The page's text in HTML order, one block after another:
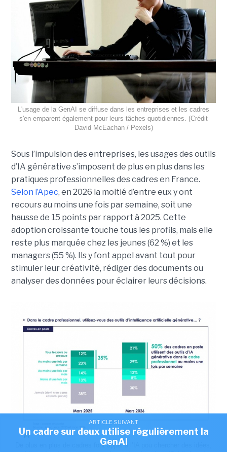
ARTICLE SUIVANT
Un cadre sur deux utilise régulièrement la
GenAI
L'usage de la GenAI se diffuse dans les entreprises et les cadres
s'en emparent également pour leurs tâches quotidiennes. (Crédit
David McEachan / Pexels)
Sous l’impulsion des entreprises, les usages des outils
d’IA générative s’imposent de plus en plus dans les
pratiques professionnelles des cadres en France.
Selon l’Apec, en 2026 la moitié d’entre eux y ont
recours au moins une fois par semaine, soit une
hausse de 15 points par rapport à 2025. Cette
adoption croissante touche tous les profils, mais elle
reste plus marquée chez les jeunes (62 %) et les
managers (55 %). Ils y font appel avant tout pour
stimuler leur créativité, rédiger des documents ou
analyser des données pour éclairer leurs décisions.
De plus en plus de cadres font appel à l’IA pou chercher des idées,